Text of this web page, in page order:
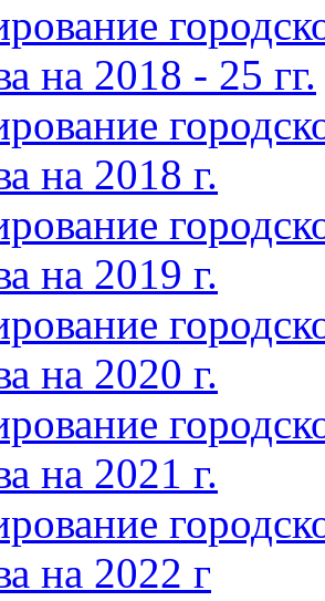
на 2018 - 25 гг.
на 2018 г.
на 2019 г.
на 2020 г.
на 2021 г.
на 2022 г